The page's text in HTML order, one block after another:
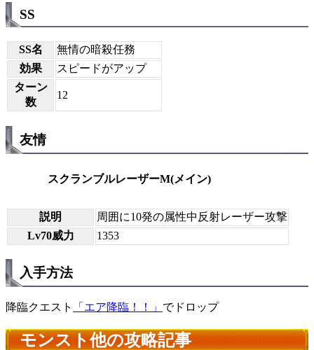
SS
SS名
無情の暗殺任務
効果
スピードがアップ
ターン
数
12
友情
スクランブルレーザーM(メイン)
説明
周囲に10発の属性中反射レーザー攻撃
Lv70威力
1353
入手方法
降臨クエスト 「エア降臨！！」 でドロップ
モンスト他の攻略記事